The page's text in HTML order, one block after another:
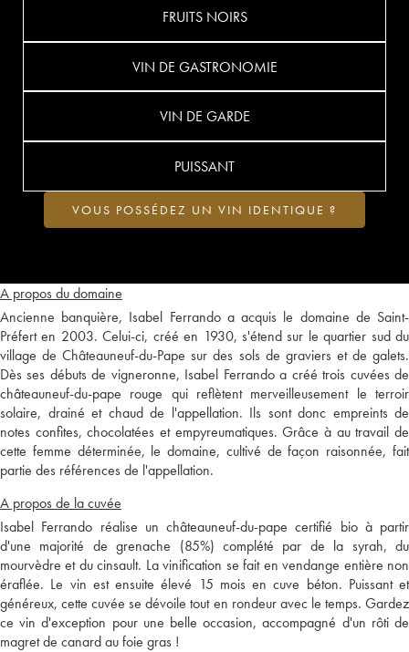
A propos du domaine
Ancienne banquière, Isabel Ferrando a acquis le domaine de Saint-
Préfert en 2003. Celui-ci, créé en 1930, s'étend sur le quartier sud du
village de Châteauneuf-du-Pape sur des sols de graviers et de galets.
Dès ses débuts de vigneronne, Isabel Ferrando a créé trois cuvées de
châteauneuf-du-pape rouge qui reflètent merveilleusement le terroir
solaire, drainé et chaud de l'appellation. Ils sont donc empreints de
notes confites, chocolatées et empyreumatiques. Grâce à au travail de
cette femme déterminée, le domaine, cultivé de façon raisonnée, fait
partie des références de l'appellation.
A propos de la cuvée
Isabel Ferrando réalise un châteauneuf-du-pape certifié bio à partir
d'une majorité de grenache (85%) complété par de la syrah, du
mourvèdre et du cinsault. La vinification se fait en vendange entière non
éraflée. Le vin est ensuite élevé 15 mois en cuve béton. Puissant et
généreux, cette cuvée se dévoile tout en rondeur avec le temps. Gardez
ce vin d'exception pour une belle occasion, accompagné d'un rôti de
magret de canard au foie gras !
FRUITS NOIRS
VIN DE GASTRONOMIE
VIN DE GARDE
PUISSANT
VOUS POSSÉDEZ UN VIN IDENTIQUE ?